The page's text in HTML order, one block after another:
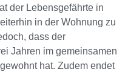
der Lebensgefährte in
in der Wohnung zu
dass der
Jahren im gemeinsamen
hat. Zudem endet